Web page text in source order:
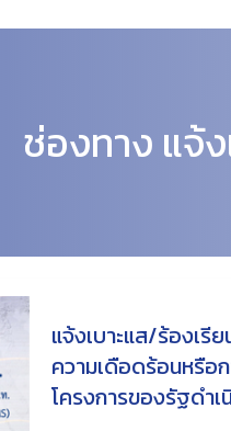
ช่องทาง แจ้
แจ้งเบาะแส/ร้องเรี
ความเดือดร้อนหรือ
โครงการของรัฐดำเ